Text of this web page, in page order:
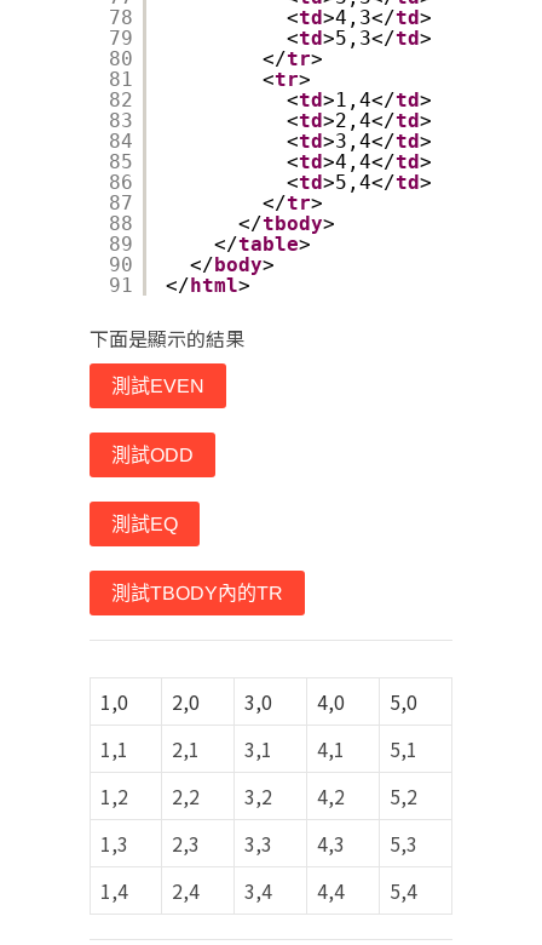
78
79
80
81
82
83
84
85
86
87
88
89
90
91
<td>4,3</td>
<td>5,3</td>
</tr>
<tr>
<td>1,4</td>
<td>2,4</td>
<td>3,4</td>
<td>4,4</td>
<td>5,4</td>
</tr>
</tbody>
</table>
</body>
</html>
下面是顯示的結果
1,0 2,0 3,0 4,0
5,0
1,1
2,1 3,1 4,1
5,1
1,2
2,2 3,2 4,2
5,2
1,3
2,3 3,3 4,3
5,3
1,4
2,4 3,4 4,4 5,4